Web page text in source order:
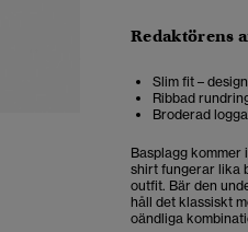
Redaktörens
Slim fit –
Ribbad
Broderad
Basplagg kommer
shirt fungerar lika
outfit. Bär den
håll det klassiskt
oändliga